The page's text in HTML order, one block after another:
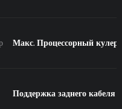
Макс. Процессорный кулер
Поддержка заднего кабеля